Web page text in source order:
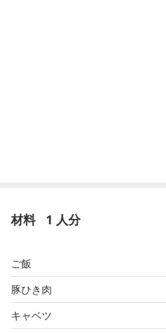
材料 1 人分
ご飯
豚ひき肉
キャベツ